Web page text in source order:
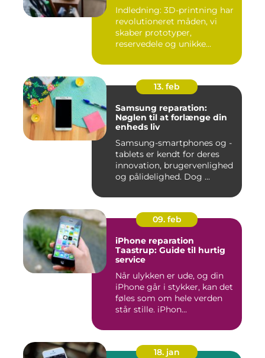
Indledning: 3D-printning har
revolutioneret måden, vi
skaber prototyper,
reservedele og unikke...
13. feb
Samsung reparation:
Nøglen til at forlænge din
enheds liv
Samsung-smartphones og -
tablets er kendt for deres
innovation, brugervenlighed
og pålidelighed. Dog ...
09. feb
iPhone reparation
Taastrup: Guide til hurtig
service
Når ulykken er ude, og din
iPhone går i stykker, kan det
føles som om hele verden
står stille. iPhon...
18. jan